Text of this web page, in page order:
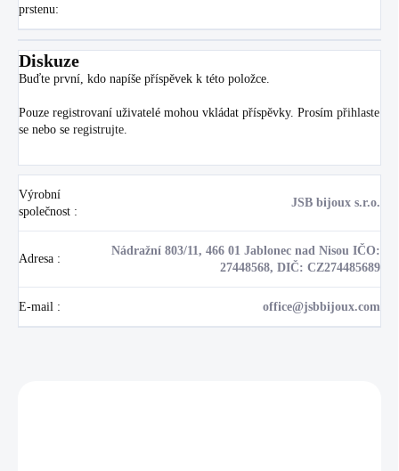
prstenu:
Diskuze
Buďte první, kdo napíše příspěvek k této položce.
Pouze registrovaní uživatelé mohou vkládat příspěvky. Prosím přihlaste
se nebo se registrujte
Výrobní
společnost :
JSB bijoux s.r.o.
Adresa :
Nádražní 803/11, 466 01 Jablonec nad Nisou IČO:
27448568, DIČ: CZ274485689
E-mail : office@jsbbijoux.com